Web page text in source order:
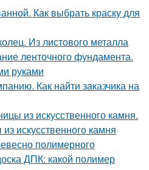
Как выбрать краску для
Из листового металла
ленточного фундамента.
руками
Как найти заказчика на
из искусственного камня.
искусственного камня
полимерного
ДПК: какой полимер